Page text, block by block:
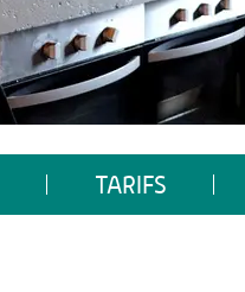
TARIFS